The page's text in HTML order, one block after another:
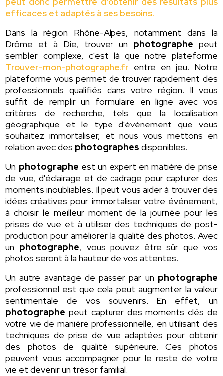
efficaces et adaptés à ses besoins.
Dans la région Rhône-Alpes, notamment dans la
Drôme et à Die, trouver un photographe peut
sembler complexe, c'est là que notre plateforme
Trouver-mon-photographe.fr entre en jeu. Notre
plateforme vous permet de trouver rapidement des
professionnels qualifiés dans votre région. Il vous
suffit de remplir un formulaire en ligne avec vos
critères de recherche, tels que la localisation
géographique et le type d'évènement que vous
souhaitez immortaliser, et nous vous mettons en
relation avec des photographes disponibles.
Un photographe est un expert en matière de prise
de vue, d'éclairage et de cadrage pour capturer des
moments inoubliables. Il peut vous aider à trouver des
idées créatives pour immortaliser votre événement,
à choisir le meilleur moment de la journée pour les
prises de vue et à utiliser des techniques de post-
production pour améliorer la qualité des photos. Avec
un photographe, vous pouvez être sûr que vos
photos seront à la hauteur de vos attentes.
Un autre avantage de passer par un photographe
professionnel est que cela peut augmenter la valeur
sentimentale de vos souvenirs. En effet, un
photographe peut capturer des moments clés de
votre vie de manière professionnelle, en utilisant des
techniques de prise de vue adaptées pour obtenir
des photos de qualité supérieure. Ces photos
peuvent vous accompagner pour le reste de votre
vie et devenir un trésor familial.